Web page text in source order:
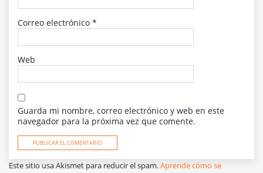
Correo electrónico *
Web
Guarda mi nombre, correo electrónico y web en este
navegador para la próxima vez que comente.
Este sitio usa Akismet para reducir el spam.Aprende cómo se